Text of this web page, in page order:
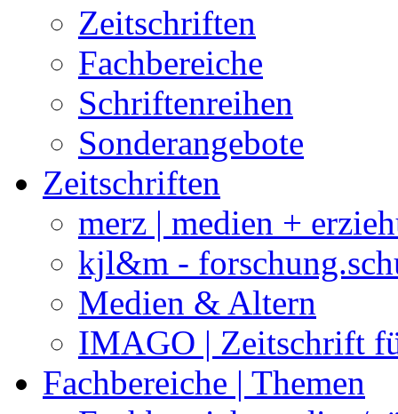
Zeitschriften
Fachbereiche
Schriftenreihen
Sonderangebote
Zeitschriften
merz | medien +
kjl&m -
Medien & Altern
IMAGO | Zeitschrift
Fachbereiche | Themen